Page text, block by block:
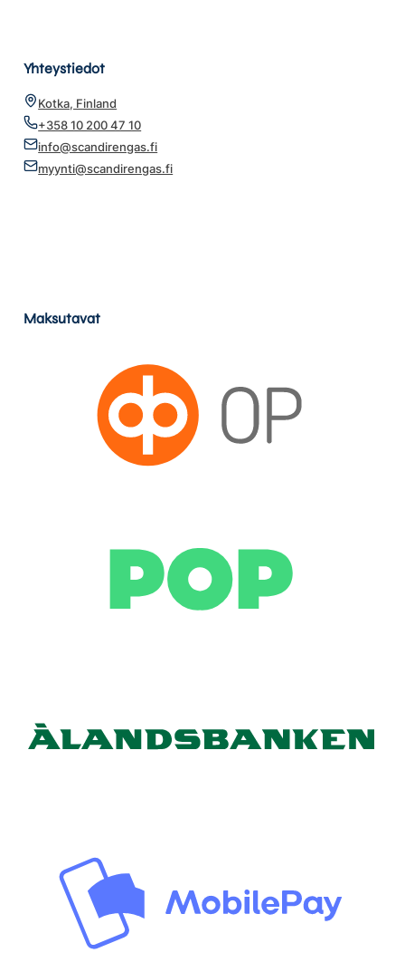
Yhteystiedot
Kotka, Finland
+358 10 200 47 10
info@scandirengas.fi
myynti@scandirengas.fi
Maksutavat